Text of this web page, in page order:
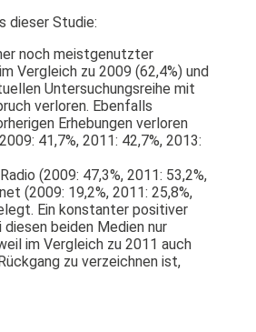
dieser Studie:
noch meistgenutzter
Vergleich zu 2009 (62,4%) und
Untersuchungsreihe mit
verloren. Ebenfalls
Erhebungen verloren
41,7%, 2011: 42,7%, 2013:
(2009: 47,3%, 2011: 53,2%,
(2009: 19,2%, 2011: 25,8%,
Ein konstanter positiver
beiden Medien nur
im Vergleich zu 2011 auch
zu verzeichnen ist,